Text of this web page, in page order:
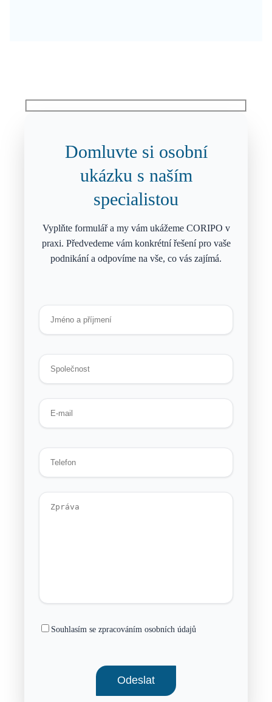
Domluvte si osobní
ukázku s naším
specialistou
Vyplňte formulář a my vám ukážeme CORIPO v
praxi. Předvedeme vám konkrétní řešení pro vaše
podnikání a odpovíme na vše, co vás zajímá.
Souhlasím se zpracováním osobních údajů